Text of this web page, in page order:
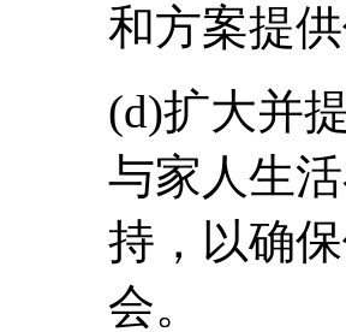
和方案提
(d)扩大并
与家人生
持，以确
会。